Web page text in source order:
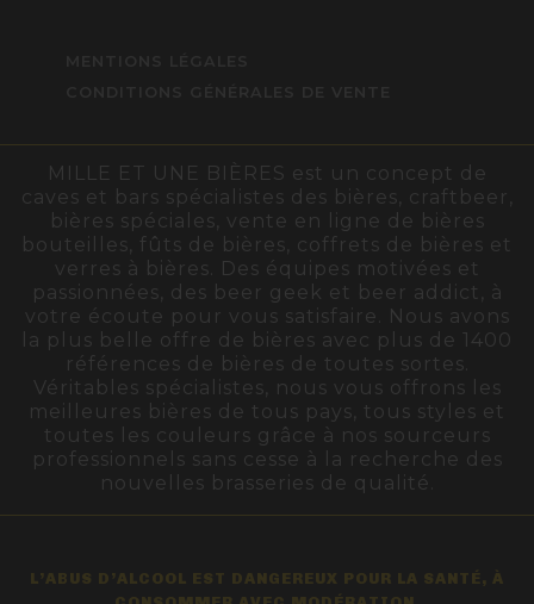
MILLE ET UNE BIÈRES est un concept de
caves et bars spécialistes des bières, craftbeer,
bières spéciales, vente en ligne de bières
bouteilles, fûts de bières, coffrets de bières et
verres à bières. Des équipes motivées et
passionnées, des beer geek et beer addict, à
votre écoute pour vous satisfaire. Nous avons
la plus belle offre de bières avec plus de 1400
références de bières de toutes sortes.
Véritables spécialistes, nous vous offrons les
meilleures bières de tous pays, tous styles et
toutes les couleurs grâce à nos sourceurs
professionnels sans cesse à la recherche des
nouvelles brasseries de qualité.
L’ABUS D’ALCOOL EST DANGEREUX POUR LA SANTÉ, À